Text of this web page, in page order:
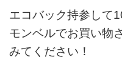
エコバック持参して
モンベルでお買い物
みてください！